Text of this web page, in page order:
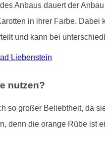
Anbaus dauert der
in ihrer Farbe.
und kann bei
Liebenstein
nutzen?
so großer Beliebtheit, da
denn die orange Rübe ist